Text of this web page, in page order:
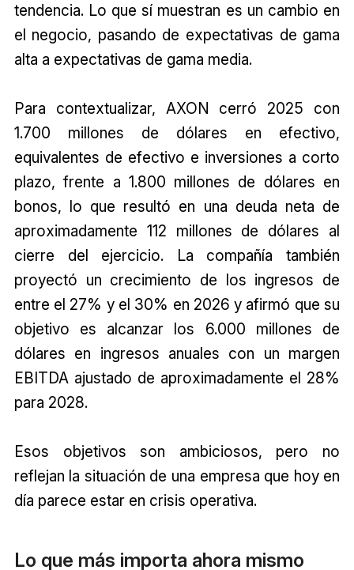
tendencia. Lo que sí muestran es un cambio en
el negocio, pasando de expectativas de gama
alta a expectativas de gama media.
Para contextualizar, AXON cerró 2025 con
1.700 millones de dólares en efectivo,
equivalentes de efectivo e inversiones a corto
plazo, frente a 1.800 millones de dólares en
bonos, lo que resultó en una deuda neta de
aproximadamente 112 millones de dólares al
cierre del ejercicio. La compañía también
proyectó un crecimiento de los ingresos de
entre el 27% y el 30% en 2026 y afirmó que su
objetivo es alcanzar los 6.000 millones de
dólares en ingresos anuales con un margen
EBITDA ajustado de aproximadamente el 28%
para 2028.
Esos objetivos son ambiciosos, pero no
reflejan la situación de una empresa que hoy en
día parece estar en crisis operativa.
Lo que más importa ahora mismo